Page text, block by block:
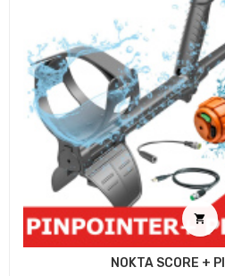

NOKTA SCORE +